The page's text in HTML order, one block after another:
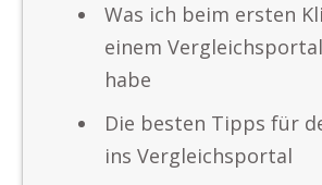
Was ich beim ersten
einem
habe
Die besten Tipps für
ins Vergleichsportal